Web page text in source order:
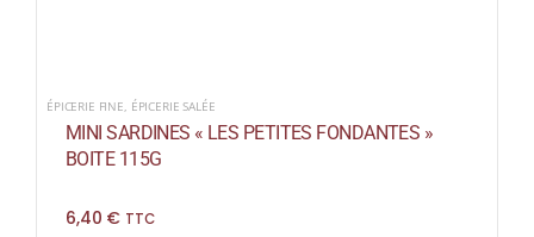
ÉPICERIE FINE ÉPICERIE SALÉE
MINI SARDINES « LES PETITES FONDANTES »
BOITE 115G
6,40 € TTC